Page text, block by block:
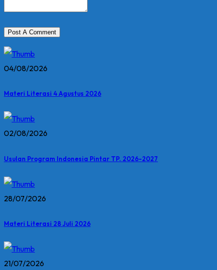
04/08/2026
Materi Literasi 4 Agustus 2026
02/08/2026
Usulan Program Indonesia Pintar TP. 2026-2027
28/07/2026
Materi Literasi 28 Juli 2026
21/07/2026